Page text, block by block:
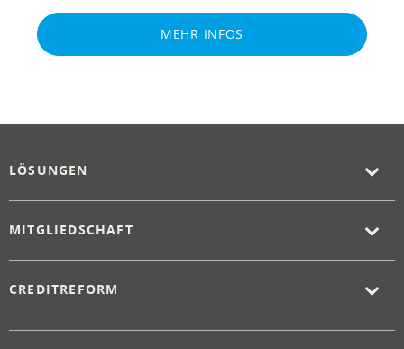
MEHR INFOS
LÖSUNGEN
MITGLIEDSCHAFT
CREDITREFORM